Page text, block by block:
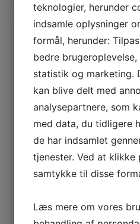
Tilbehør
vaskemaskine
teknologier, herunder
indsamle oplysninger
formål, herunder:
bedre
statistik og marketing.
kan blive delt med
analysepartnere, som
med data, du tidligere
de har indsamlet
tjenester. Ved at klikke
samtykke til disse
Læs mere om vores